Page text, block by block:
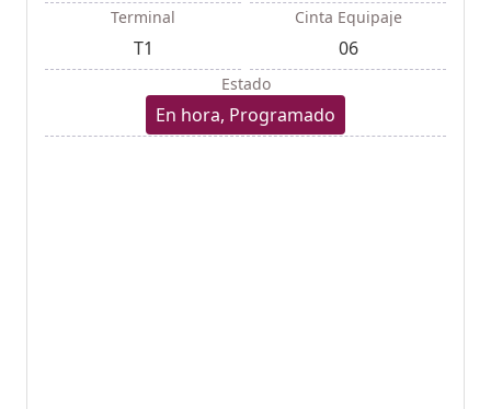
Terminal
T1
Cinta Equipaje
06
Estado
En hora, Programado